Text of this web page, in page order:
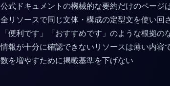
公式ドキュメントの機械的な要約だけのページ
全リソースで同じ文体・構成の定型文を使い回
「便利です」「おすすめです」のような根拠の
情報が十分に確認できないリソースは薄い内容
数を増やすために掲載基準を下げない